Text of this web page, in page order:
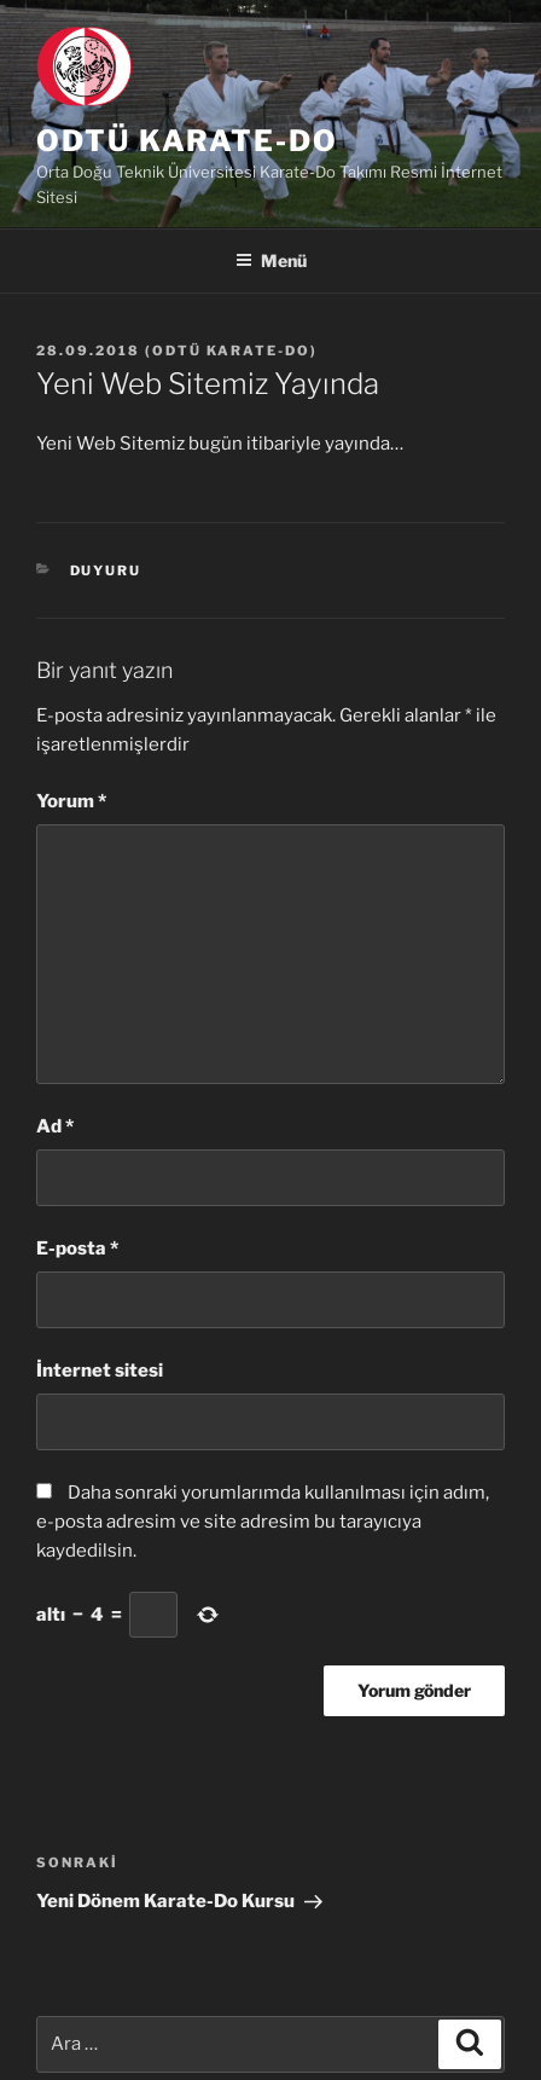
İçeriğe
geç
ODTÜ KARATE-DO
Orta Doğu Teknik Üniversitesi Karate-Do Takımı Resmi İnternet
Sitesi
Menü
YAYIM
TARIHI
28.09.2018 (ODTÜ KARATE-DO )
Yeni Web Sitemiz Yayında
Yeni Web Sitemiz bugün itibariyle yayında…
KATEGORILER
DUYURU
Bir yanıt yazın
E-posta adresiniz yayınlanmayacak. Gerekli alanlar* ile
işaretlenmişlerdir
Yorum*
Ad*
E-posta *
İnternet sitesi
Daha sonraki yorumlarımda kullanılması için adım,
e-posta adresim ve site adresim bu tarayıcıya
kaydedilsin.
altı − 4 =
gezinmesi
Sonraki
Yazı
SONRAKI
Yeni Dönem Karate-Do Kursu